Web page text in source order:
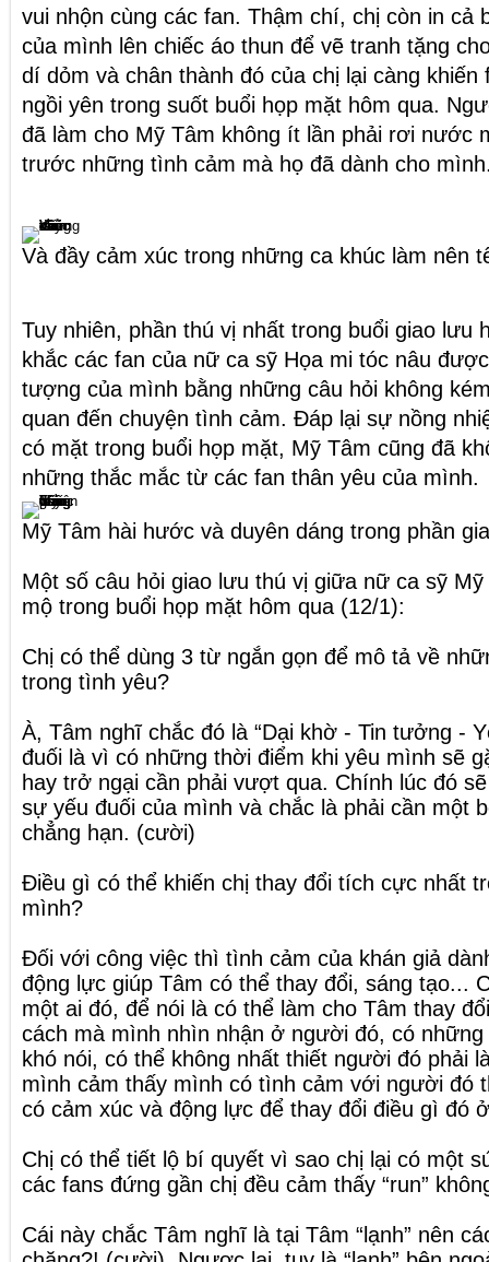
vui nhộn cùng các fan. Thậm chí, chị còn in cả
của mình lên chiếc áo thun để vẽ tranh tặng
dí dỏm và chân thành đó của chị lại càng khiến
ngồi yên trong suốt buổi họp mặt hôm qua.
đã làm cho Mỹ Tâm không ít lần phải rơi nước
trước những tình cảm mà họ đã dành cho
Và đầy cảm xúc trong những ca khúc làm nên
Tuy nhiên, phần thú vị nhất trong buổi giao lưu
khắc các fan của nữ ca sỹ Họa mi tóc nâu
tượng của mình bằng những câu hỏi không
quan đến chuyện tình cảm. Đáp lại sự nồng
có mặt trong buổi họp mặt, Mỹ Tâm cũng đã
những thắc mắc từ các fan thân yêu của mình.
Mỹ Tâm hài hước và duyên dáng trong phần
Một số câu hỏi giao lưu thú vị giữa nữ ca sỹ
mộ trong buổi họp mặt hôm qua (12/1):
Chị có thể dùng 3 từ ngắn gọn để mô tả về
trong tình yêu?
À, Tâm nghĩ chắc đó là “Dại khờ - Tin tưởng -
đuối là vì có những thời điểm khi yêu mình sẽ
hay trở ngại cần phải vượt qua. Chính lúc đó
sự yếu đuối của mình và chắc là phải cần một
chẳng hạn. (cười)
Điều gì có thể khiến chị thay đổi tích cực nhất
mình?
Đối với công việc thì tình cảm của khán giả
động lực giúp Tâm có thể thay đổi, sáng tạo...
một ai đó, để nói là có thể làm cho Tâm thay
cách mà mình nhìn nhận ở người đó, có
khó nói, có thể không nhất thiết người đó phải
mình cảm thấy mình có tình cảm với người đó
có cảm xúc và động lực để thay đổi điều gì đó
Chị có thể tiết lộ bí quyết vì sao chị lại có một
các fans đứng gần chị đều cảm thấy “run”
Cái này chắc Tâm nghĩ là tại Tâm “lạnh” nên